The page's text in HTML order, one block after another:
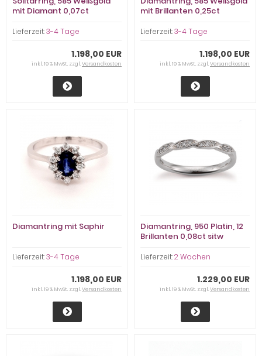
mit Diamant 0,07ct
Lieferzeit:3-4 Tage
1.198,00 EUR
inkl. 19 % MwSt. zzgl.Versandkosten
mit Brillanten 0,25ct
Lieferzeit:3-4 Tage
1.198,00 EUR
inkl. 19 % MwSt. zzgl.Versandkosten
Diamantring mit Saphir
Lieferzeit:3-4 Tage
1.198,00 EUR
inkl. 19 % MwSt. zzgl.Versandkosten
Diamantring, 950 Platin, 12
Brillanten 0,08ct sitw
Lieferzeit:2 Wochen
1.229,00 EUR
inkl. 19 % MwSt. zzgl.Versandkosten